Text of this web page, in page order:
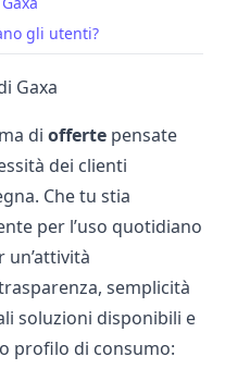
gli utenti?
Gaxa
di offerte pensate
dei clienti
Che tu stia
per l’uso quotidiano
semplicità
soluzioni disponibili e
profilo di consumo: